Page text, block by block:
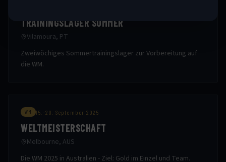
TRAININGSLAGER SOMMER
Vilamoura, PT
Zweiwöchiges Sommertrainingslager zur Vorbereitung auf
die WM.
WM 15.–20. September 2025
WELTMEISTERSCHAFT
Melbourne, AUS
Die WM 2025 in Australien - Ziel: Gold im Einzel und Team.